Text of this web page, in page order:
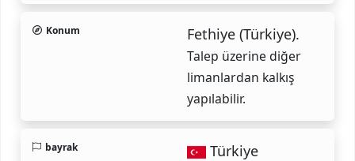
Konum Fethiye (Türkiye).
Talep üzerine diğer
limanlardan kalkış
yapılabilir.
bayrak Türkiye